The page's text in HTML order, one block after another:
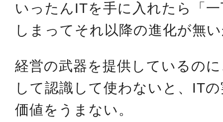
いったんITを手に入れたら「
しまってそれ以降の進化が無
経営の武器を提供しているの
して認識して使わないと、IT
価値をうまない。